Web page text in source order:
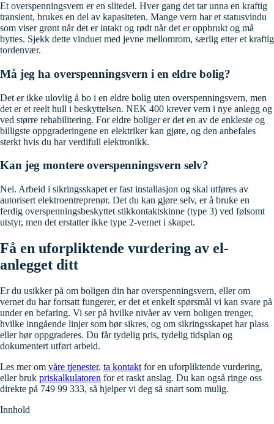
Et overspenningsvern er en slitedel. Hver gang det tar unna en kraftig
transient, brukes en del av kapasiteten. Mange vern har et statusvindu
som viser grønt når det er intakt og rødt når det er oppbrukt og må
byttes. Sjekk dette vinduet med jevne mellomrom, særlig etter et kraftig
tordenvær.
Må jeg ha overspenningsvern i en eldre bolig?
Det er ikke ulovlig å bo i en eldre bolig uten overspenningsvern, men
det er et reelt hull i beskyttelsen. NEK 400 krever vern i nye anlegg og
ved større rehabilitering. For eldre boliger er det en av de enkleste og
billigste oppgraderingene en elektriker kan gjøre, og den anbefales
sterkt hvis du har verdifull elektronikk.
Kan jeg montere overspenningsvern selv?
Nei. Arbeid i sikringsskapet er fast installasjon og skal utføres av
autorisert elektroentreprenør. Det du kan gjøre selv, er å bruke en
ferdig overspenningsbeskyttet stikkontaktskinne (type 3) ved følsomt
utstyr, men det erstatter ikke type 2-vernet i skapet.
Få en uforpliktende vurdering av el-
anlegget ditt
Er du usikker på om boligen din har overspenningsvern, eller om
vernet du har fortsatt fungerer, er det et enkelt spørsmål vi kan svare på
under en befaring. Vi ser på hvilke nivåer av vern boligen trenger,
hvilke inngående linjer som bør sikres, og om sikringsskapet har plass
eller bør oppgraderes. Du får tydelig pris, tydelig tidsplan og
dokumentert utført arbeid.
Les mer om våre tjenester, ta kontakt for en uforpliktende vurdering,
eller bruk priskalkulatoren for et raskt anslag. Du kan også ringe oss
direkte på 749 99 333, så hjelper vi deg så snart som mulig.
Innhold